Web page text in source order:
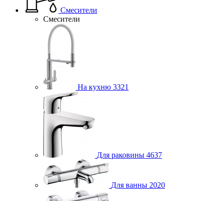
Смесители
Смесители
На кухню 3321
Для раковины 4637
Для ванны 2020